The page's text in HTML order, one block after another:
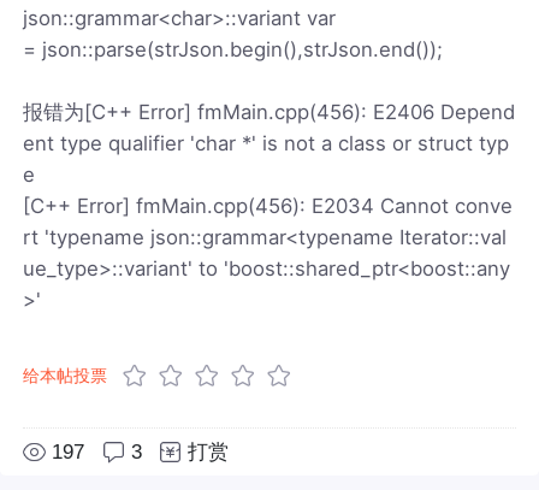
json::grammar<char>::variant var
= json::parse(strJson.begin(),strJson.end());
报错为[C++ Error] fmMain.cpp(456): E2406 Depend
ent type qualifier 'char *' is not a class or struct typ
e
[C++ Error] fmMain.cpp(456): E2034 Cannot conve
rt 'typename json::grammar<typename Iterator::val
ue_type>::variant' to 'boost::shared_ptr<boost::any
>'
给本帖投票
197 3 打赏